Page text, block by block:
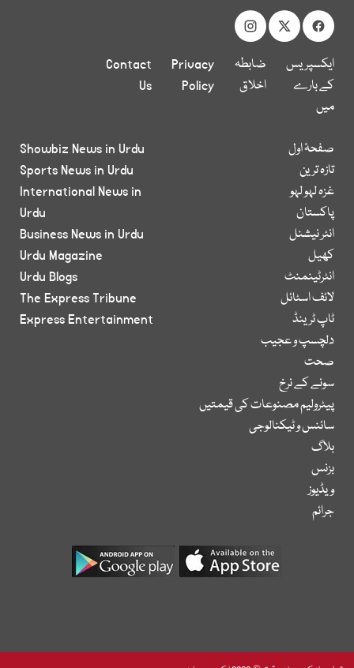
ایکسپریس
کے بارے
میں
ضابطہ
اخلاق
Privacy
Policy
Contact
Us
صفحۂ اول
تازہ ترین
غزہ لہو لہو
پاکستان
انٹر نیشنل
کھیل
انٹرٹینمنٹ
لائف اسٹائل
ٹاپ ٹرینڈ
دلچسپ و عجیب
صحت
سونے کے نرخ
پیٹرولیم مصنوعات کی قیمتیں
سائنس و ٹیکنالوجی
بلاگ
بزنس
ویڈیوز
جرائم
Showbiz News in Urdu
Sports News in Urdu
International News in
Urdu
Business News in Urdu
Urdu Magazine
Urdu Blogs
The Express Tribune
Express Entertainment